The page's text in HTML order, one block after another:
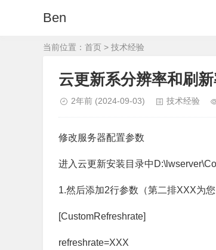
Ben
当前位置： 首页 > 技术经验
云更新系分辨率和刷
2年前 (2024-09-03) 技术经验
修改服务器配置参数
进入云更新安装目录中
1.然后添加2行参数（第二排XXX为
[CustomRefreshrate]
refreshrate=XXX